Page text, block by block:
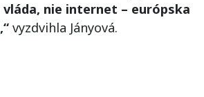
vláda, nie internet – európska
vyzdvihla Jányová.